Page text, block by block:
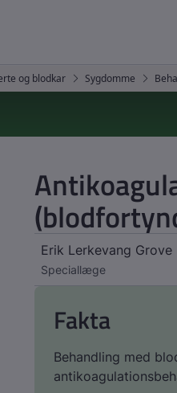
Erik Lerkevang Grove
Speciallæge
Fakta
Behandling med